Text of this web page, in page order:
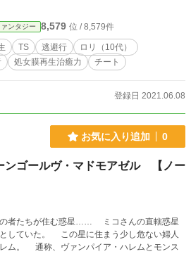
を送っていた。 少女に転生した青年
環境を受け入れていたが、ある時ふと大好きだ
を思い出す。 テンプレならこういう
抜けるのだろうか……。 運命の歯車が噛
はこの異世界で自由に
少女（青年）はこう悟る。 異世界転生の
善的行為 ～異世界転生のお作法（テンプレ）
い～ → さすらい少女♂♀のいばら道 ～異世界
ァンタジー 8,579 位 / 8,579件
TS 逃避行
ロリ（10代）
処女膜再生治癒力 チート
登録日 2021.06.08
お気に入り追加 0
ゴールヴ・マドモアゼル 【ノー
者たちが住む惑星…… ミコさんの直轄惑星
まう少し危ない婦人
ム。 通称、ヴァンパイア・ハレムとモンス